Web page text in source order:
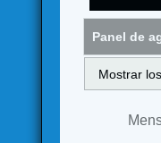
Panel de
Mostrar